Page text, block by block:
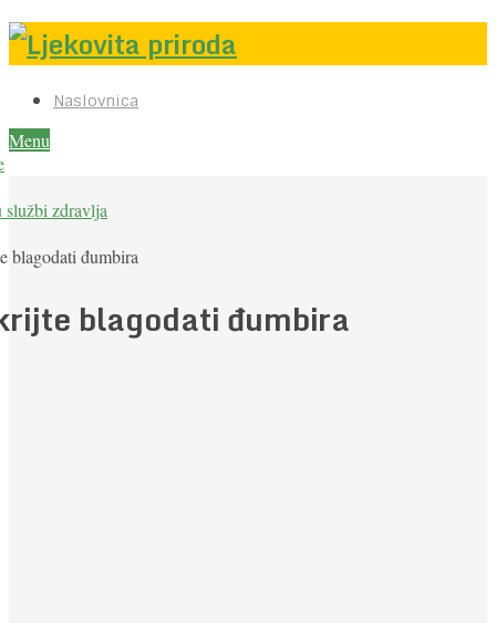
Naslovnica
Menu
zdravlja
blagodati đumbira
blagodati đumbira